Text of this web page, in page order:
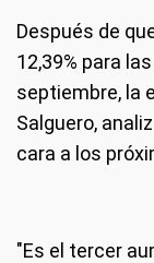
Después de
12,39% para
septiembre, la
Salguero,
cara a los
"Es el tercer